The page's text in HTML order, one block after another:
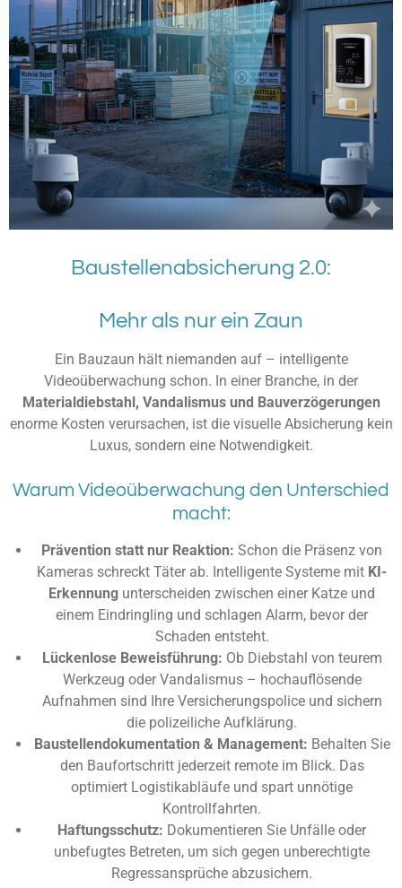
Baustellenabsicherung 2.0:
Mehr als nur ein Zaun
Ein Bauzaun hält niemanden auf – intelligente
Videoüberwachung schon. In einer Branche, in der
Materialdiebstahl, Vandalismus und Bauverzögerungen
enorme Kosten verursachen, ist die visuelle Absicherung kein
Luxus, sondern eine Notwendigkeit.
Warum Videoüberwachung den Unterschied
macht:
Prävention statt nur Reaktion: Schon die Präsenz von
Kameras schreckt Täter ab. Intelligente Systeme mit KI-
Erkennung unterscheiden zwischen einer Katze und
einem Eindringling und schlagen Alarm, bevor der
Schaden entsteht.
Lückenlose Beweisführung: Ob Diebstahl von teurem
Werkzeug oder Vandalismus – hochauflösende
Aufnahmen sind Ihre Versicherungspolice und sichern
die polizeiliche Aufklärung.
Baustellendokumentation & Management: Behalten Sie
den Baufortschritt jederzeit remote im Blick. Das
optimiert Logistikabläufe und spart unnötige
Kontrollfahrten.
Haftungsschutz: Dokumentieren Sie Unfälle oder
unbefugtes Betreten, um sich gegen unberechtigte
Regressansprüche abzusichern.